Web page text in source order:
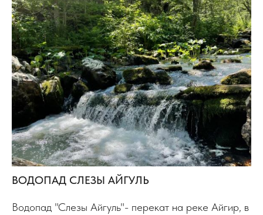
ВОДОПАД СЛЕЗЫ АЙГУЛЬ
Водопад "Слезы Айгуль"- перекат на реке Айгир, в